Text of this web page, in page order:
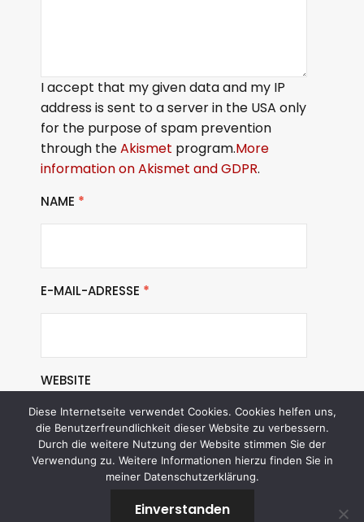
I accept that my given data and my IP
address is sent to a server in the USA only
for the purpose of spam prevention
through theAkismet program.More
information on Akismet and GDPR.
NAME *
E-MAIL-ADRESSE *
WEBSITE
Diese Internetseite verwendet Cookies. Cookies helfen uns,
die Benutzerfreundlichkeit dieser Website zu verbessern.
Durch die weitere Nutzung der Website stimmen Sie der
Verwendung zu. Weitere Informationen hierzu finden Sie in
meiner Datenschutzerklärung.
Einverstanden